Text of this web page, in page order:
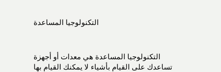
التكنولوجيا المساعدة
التكنولوجيا المساعدة هي معدات أو أجهزة
تساعدك على القيام بأشياء لا يمكنك القيام بها